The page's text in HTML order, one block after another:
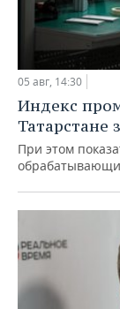
05 авг, 14:30
Индекс
Татарстане
При этом